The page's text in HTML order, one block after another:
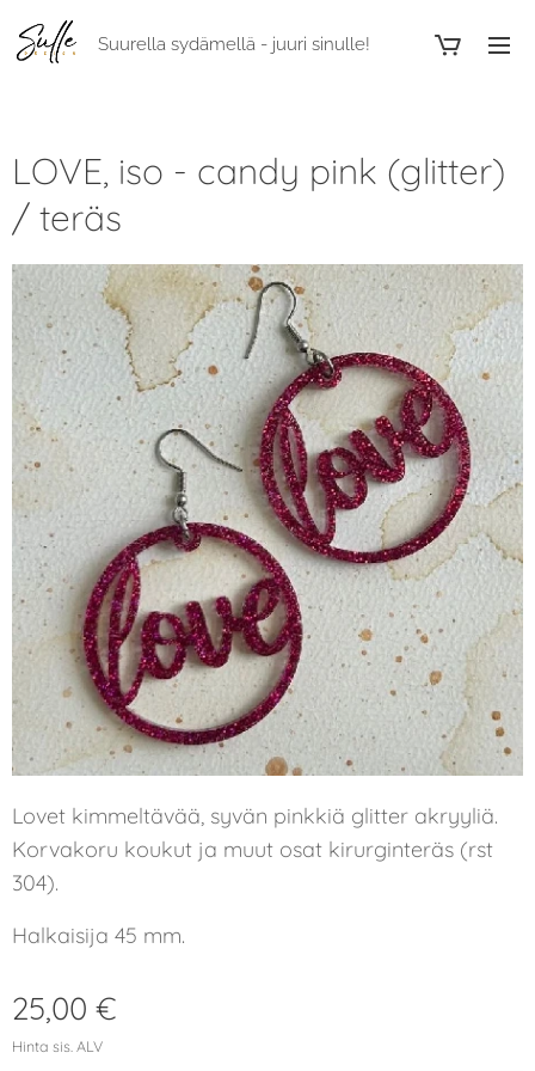
Suurella sydämellä - juuri sinulle!
LOVE, iso - candy pink (glitter)
/ teräs
Lovet kimmeltävää, syvän pinkkiä glitter akryyliä.
Korvakoru koukut ja muut osat kirurginteräs (rst
304).
Halkaisija 45 mm.
25,00 €
Hinta sis. ALV